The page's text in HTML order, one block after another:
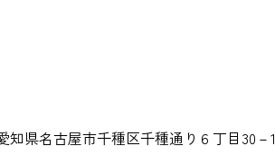
県名古屋市千種区千種通り６丁目30－1